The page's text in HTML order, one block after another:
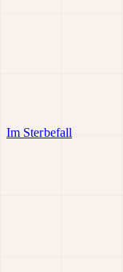
Im Sterbefall